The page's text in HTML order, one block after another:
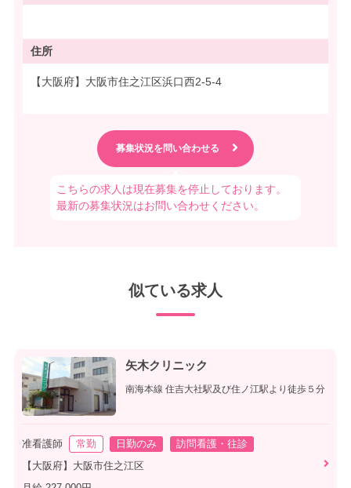
住所
【大阪府】大阪市住之江区浜口西2-5-4
こちらの求人は現在募集を停止しております。
最新の募集状況はお問い合わせください。
似ている求人
矢木クリニック
南海本線 住吉大社駅及び住ノ江駅より徒歩５分
准看護師 常勤 日勤のみ
訪問看護・往診
【大阪府】大阪市住之江区